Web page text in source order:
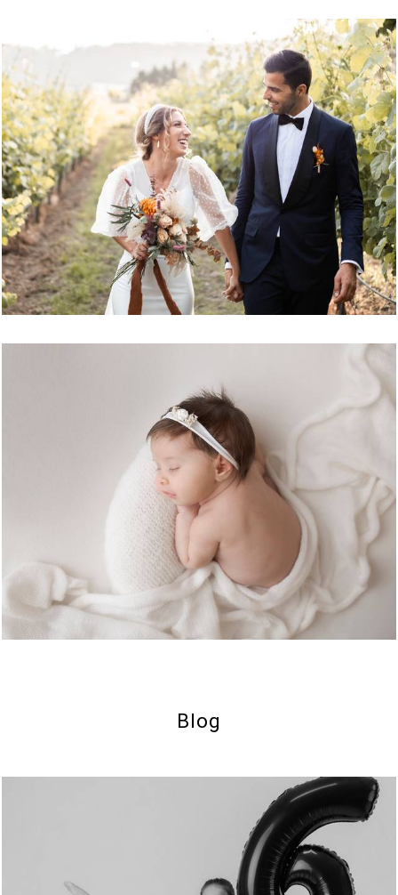
2399 0
2009
Blog